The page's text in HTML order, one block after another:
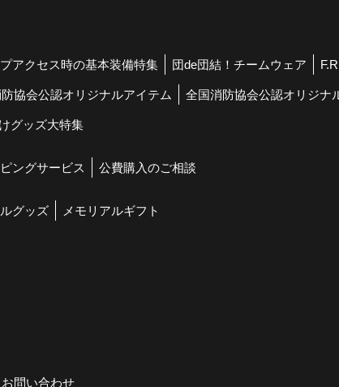
アクセス時の基本装備特集 団de団結！チームウェア
協会公認オリジナルアイテム 全国消防協会公認オリジナ
グッズ大特集
ングサービス 公費購入のご相談
グッズ メモリアルギフト
お問い合わせ